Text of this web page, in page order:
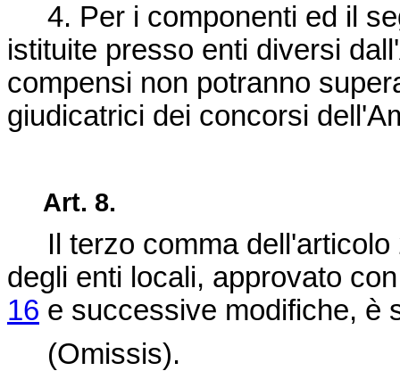
4. Per i componenti ed il
istituite presso enti diversi
compensi non potranno
giudicatrici dei concorsi
Art. 8.
Il terzo comma dell'articolo
degli enti locali, approvato
16 e successive modifiche, è
(Omissis).